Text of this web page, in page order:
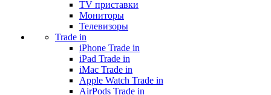
TV приставки
Мониторы
Телевизоры
Trade in
iPhone Trade in
iPad Trade in
iMac Trade in
Apple Watch Trade in
AirPods Trade in